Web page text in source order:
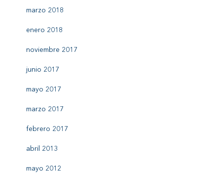
marzo 2018
enero 2018
noviembre 2017
junio 2017
mayo 2017
marzo 2017
febrero 2017
abril 2013
mayo 2012